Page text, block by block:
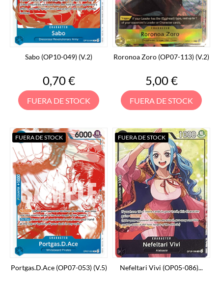
Sabo (OP10-049) (V.2)
Precio
0,70 €
FUERA DE STOCK
Roronoa Zoro (OP07-113) (V.2)
Precio
5,00 €
FUERA DE STOCK
Portgas.D.Ace (OP07-053) (V.5)
FUERA DE STOCK
Nefeltari Vivi (OP05-086)...
FUERA DE STOCK